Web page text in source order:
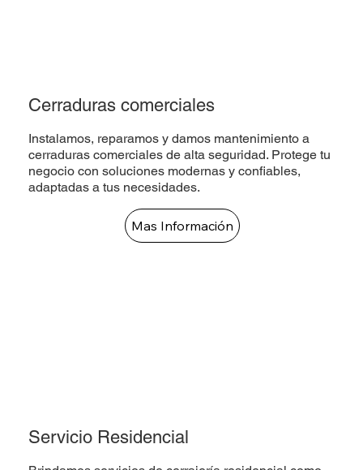
Cerraduras comerciales
Instalamos, reparamos y damos mantenimiento a
cerraduras comerciales de alta seguridad. Protege tu
negocio con soluciones modernas y confiables,
adaptadas a tus necesidades.
Mas Información
Servicio Residencial